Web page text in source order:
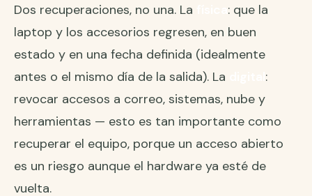
Dos recuperaciones, no una. La
: que la
laptop y los accesorios regresen, en buen
estado y en una fecha definida (idealmente
antes o el mismo día de la salida). La
:
revocar accesos a correo, sistemas, nube y
herramientas — esto es tan importante como
recuperar el equipo, porque un acceso abierto
es un riesgo aunque el hardware ya esté de
vuelta.